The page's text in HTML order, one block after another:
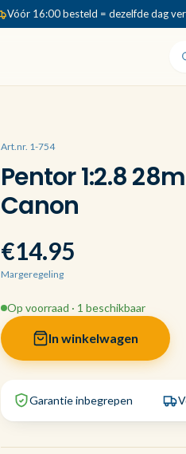
Vóór 16:00 besteld = dezelfde dag
Art.nr. 1-754
Pentor 1:2.8
Canon
€14.95
Margeregeling
Op voorraad · 1 beschikbaar
In winkelwagen
Garantie inbegrepen